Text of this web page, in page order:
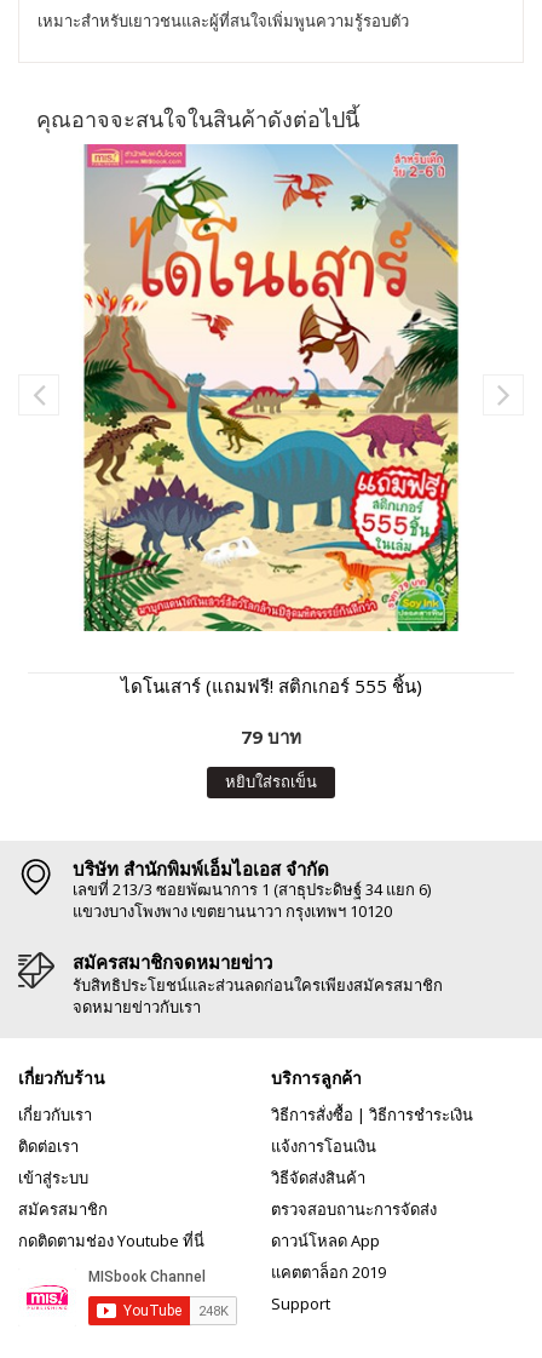
เหมาะสำหรับเยาวชนและผู้ที่สนใจเพิ่มพูนความรู้รอบตัว
คุณอาจจะสนใจในสินค้าดังต่อไปนี้
ไดโนเสาร์ (แถมฟรี! สติกเกอร์ 555 ชิ้น)
79 บาท
หยิบใส่รถเข็น
บริษัท สำนักพิมพ์เอ็มไอเอส จำกัด
เลขที่ 213/3 ซอยพัฒนาการ 1 (สาธุประดิษฐ์ 34 แยก 6)
แขวงบางโพงพาง เขตยานนาวา กรุงเทพฯ 10120
สมัครสมาชิกจดหมายข่าว
รับสิทธิประโยชน์และส่วนลดก่อนใครเพียงสมัครสมาชิก
จดหมายข่าวกับเรา
เกี่ยวกับร้าน
เกี่ยวกับเรา
ติดต่อเรา
เข้าสู่ระบบ
สมัครสมาชิก
กดติดตามช่อง Youtube ที่นี่
บริการลูกค้า
วิธีการสั่งซื้อ | วิธีการชำระเงิน
แจ้งการโอนเงิน
วิธีจัดส่งสินค้า
ตรวจสอบถานะการจัดส่ง
ดาวน์โหลด App
แคตตาล็อก 2019
Support